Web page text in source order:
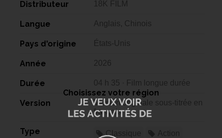
Distributeur 18K FILM
Langue Anglais, Chinois
Pays d'origine États-Unis
Année 2026
Durée 04 h 35 · Film longue durée
Version
Version originale sous-titrée en
français
Type Classique
Choisissez votre région